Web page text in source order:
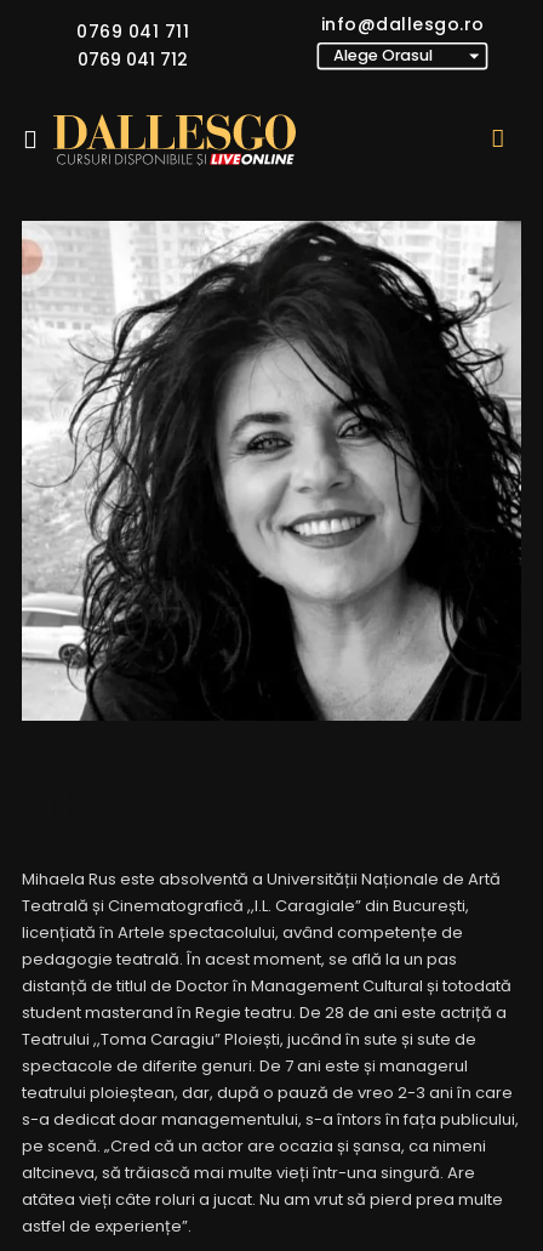
0769 041 711
0769 041 712
info@dallesgo.ro
Mihaela Rus este absolventă a Universității Naționale de Artă
Teatrală și Cinematografică ,,I.L. Caragiale” din București,
licențiată în Artele spectacolului, având competențe de
pedagogie teatrală. În acest moment, se află la un pas
distanță de titlul de Doctor în Management Cultural și totodată
student masterand în Regie teatru. De 28 de ani este actriță a
Teatrului ,,Toma Caragiu” Ploiești, jucând în sute și sute de
spectacole de diferite genuri. De 7 ani este și managerul
teatrului ploieștean, dar, după o pauză de vreo 2-3 ani în care
s-a dedicat doar managementului, s-a întors în fața publicului,
pe scenă. „Cred că un actor are ocazia și șansa, ca nimeni
altcineva, să trăiască mai multe vieți într-una singură. Are
atâtea vieți câte roluri a jucat. Nu am vrut să pierd prea multe
astfel de experiențe”.